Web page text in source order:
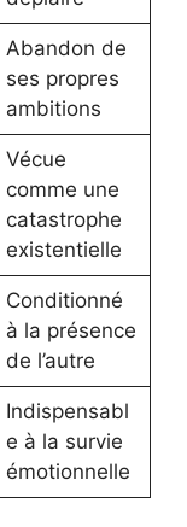
Abandon de
ses propres
ambitions
Vécue
comme une
catastrophe
existentielle
Conditionné
à la présence
de l’autre
Indispensabl
e à la survie
émotionnelle